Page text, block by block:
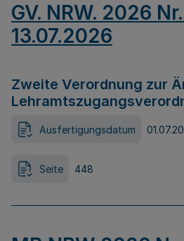
GV. NRW. 2026
13.07.2026
Zweite Verordnung zur
Ausfertigungsdatum
Seite 448